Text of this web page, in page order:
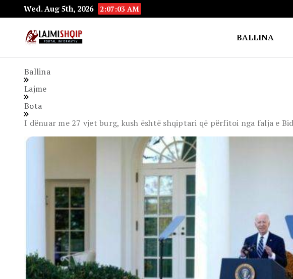
Wed. Aug 5th, 2026 2:07:04 AM
BALLINA
Ballina
Lajme
Bota
I dënuar me 27 vjet burg, kush është shqiptari që përfitoi nga falja e